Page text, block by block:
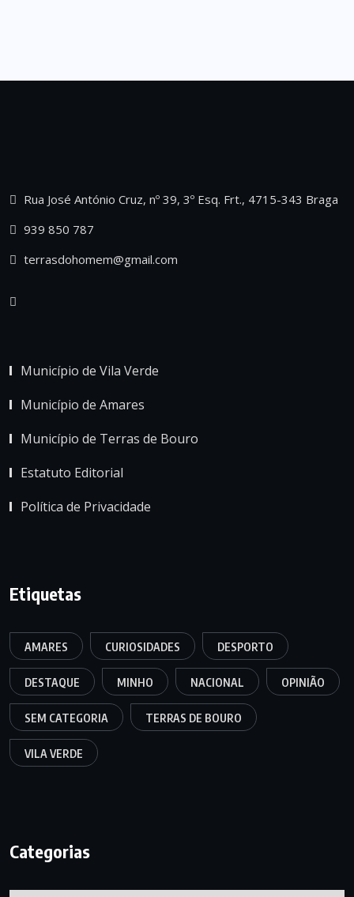
Rua José António Cruz, nº 39, 3º Esq. Frt., 4715-343 Braga
939 850 787
terrasdohomem@gmail.com
Município de Vila Verde
Município de Amares
Município de Terras de Bouro
Estatuto Editorial
Política de Privacidade
Etiquetas
AMARES CURIOSIDADES DESPORTO
DESTAQUE MINHO NACIONAL OPINIÃO
SEM CATEGORIA TERRAS DE BOURO
VILA VERDE
Categorias